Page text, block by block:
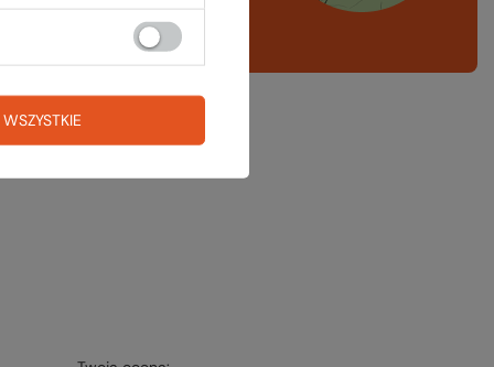
LISTA SPRZĘTOWA